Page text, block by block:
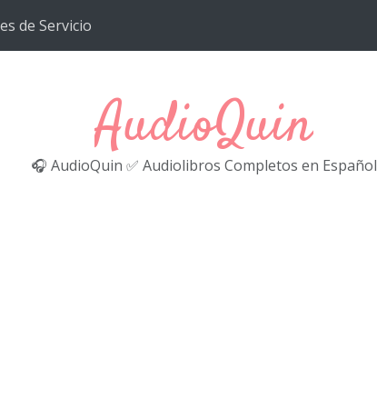
de Servicio
AudioQuin
🎧 AudioQuin ✅ Audiolibros Completos en Español